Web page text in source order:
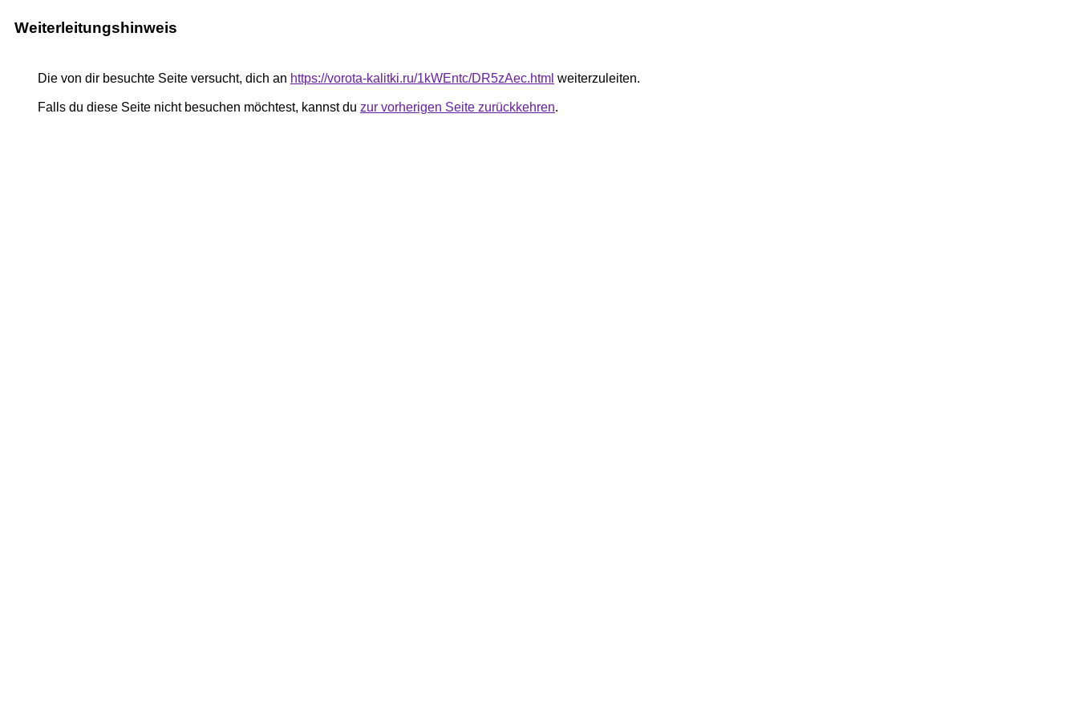
Weiterleitungshinweis
Die von dir besuchte Seite versucht, dich an https://vorota-kalitki.ru/1kWEntc/DR5zAec.html weiterzuleiten.
Falls du diese Seite nicht besuchen möchtest, kannst du zur vorherigen Seite zurückkehren.